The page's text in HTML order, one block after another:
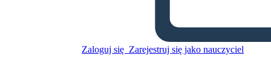
Zaloguj się Zarejestruj się jako nauczyciel
Skopiuj tę scenorys